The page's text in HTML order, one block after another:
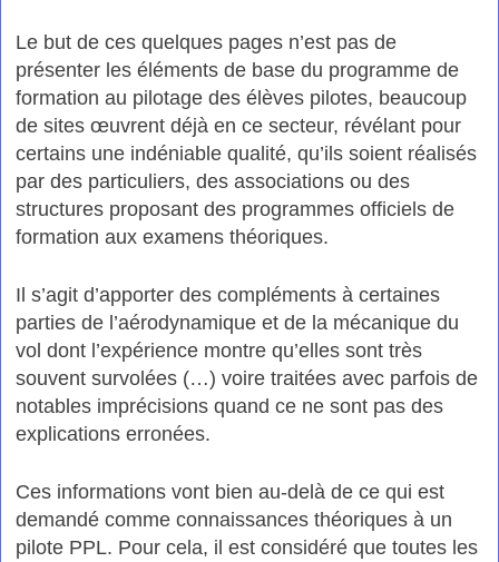
Le but de ces quelques pages n’est pas de
présenter les éléments de base du programme de
formation au pilotage des élèves pilotes, beaucoup
de sites œuvrent déjà en ce secteur, révélant pour
certains une indéniable qualité, qu’ils soient réalisés
par des particuliers, des associations ou des
structures proposant des programmes officiels de
formation aux examens théoriques.
Il s’agit d’apporter des compléments à certaines
parties de l’aérodynamique et de la mécanique du
vol dont l’expérience montre qu’elles sont très
souvent survolées (…) voire traitées avec parfois de
notables imprécisions quand ce ne sont pas des
explications erronées.
Ces informations vont bien au-delà de ce qui est
demandé comme connaissances théoriques à un
pilote PPL. Pour cela, il est considéré que toutes les